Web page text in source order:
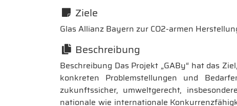
Ziele
Glas Allianz Bayern zur CO2-armen
Beschreibung
Beschreibung Das Projekt „GABy“ hat das
konkreten Problemstellungen und
zukunftssicher, umweltgerecht,
nationale wie internationale